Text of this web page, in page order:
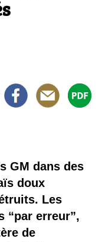
GM dans des
doux
Les
“par erreur”,
de